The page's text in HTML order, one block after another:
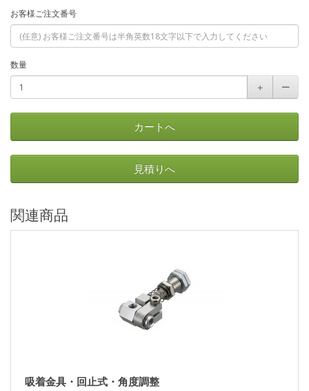
お客様ご注文番号
数量
＋
ー
カートへ
見積りへ
関連商品
吸着金具・回止式・角度調整